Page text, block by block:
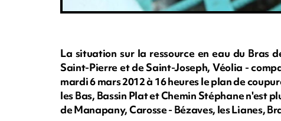
La situation sur la ressource en eau du Bras
Saint-Pierre et de Saint-Joseph, Véolia -
mardi 6 mars 2012 à 16 heures le plan de
les Bas, Bassin Plat et Chemin Stéphane n'est
de Manapany, Carosse - Bézaves, les Lianes,